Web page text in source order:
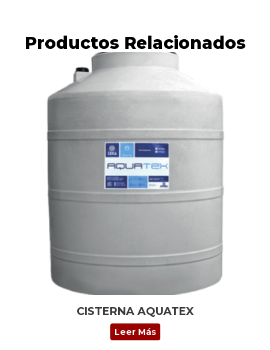
Productos Relacionados
CISTERNA AQUATEX
Leer Más